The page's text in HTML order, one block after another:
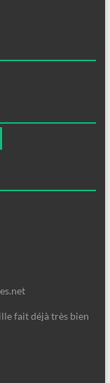
fait déjà très bien